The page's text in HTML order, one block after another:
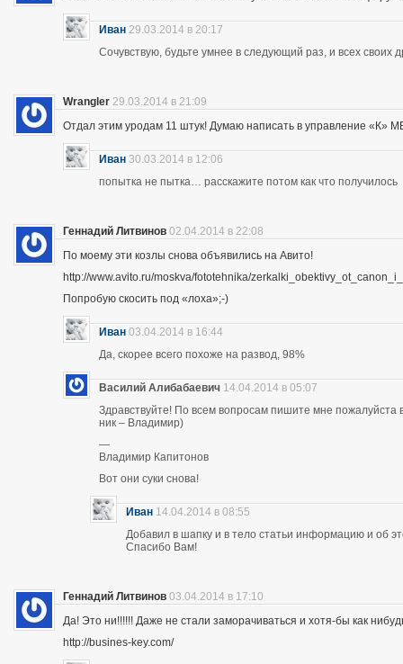
Иван 29.03.2014 в 20:17
Сочувствую, будьте умнее в следующий раз, и всех своих
Wrangler 29.03.2014 в 21:09
Отдал этим уродам 11 штук! Думаю написать в управление «К»
Иван 30.03.2014 в 12:06
попытка не пытка… расскажите потом как что получилось
Геннадий Литвинов 02.04.2014 в 22:08
По моему эти козлы снова объявились на Авито!
http://www.avito.ru/moskva/fototehnika/
Попробую скосить под «лоха»;-)
Иван 03.04.2014 в 16:44
Да, скорее всего похоже на развод, 98%
Василий Алибабаевич 14.04.2014 в 05:07
Здравствуйте! По всем вопросам пишите мне
ник – Владимир)
—
Владимир Капитонов
Вот они суки снова!
Иван 14.04.2014 в 08:55
Добавил в шапку и в тело статьи информацию и об
Спасибо Вам!
Геннадий Литвинов 03.04.2014 в 17:10
Да! Это ни!!!!!! Даже не стали заморачиваться и хотя-бы как
http://busines-key.com/